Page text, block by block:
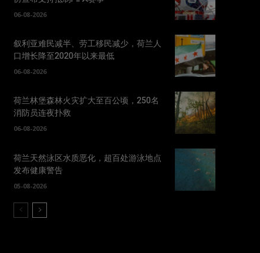
06-08-2026
叙利亚难民减半、劳工移民减少，荷兰人
口增长降至2020年以来最低
06-08-2026
荷兰林堡森林火灾扩大至百公顷，250名
消防员连夜扑救
06-08-2026
荷兰天然泳区水质恶化，超百处游泳地点
发布健康警告
05-08-2026